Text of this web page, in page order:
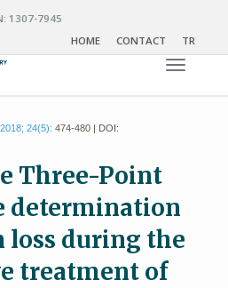
1307-7945
HOME
CONTACT TR
Toggle
24(5): 474-480 | DOI:
Three-Point
determination
loss during the
treatment of